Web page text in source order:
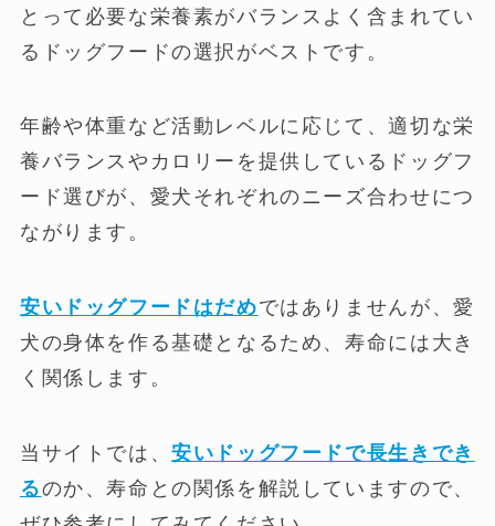
とって必要な栄養素がバランスよく含まれてい
るドッグフードの選択がベストです。
年齢や体重など活動レベルに応じて、適切な栄
養バランスやカロリーを提供しているドッグフ
ード選びが、愛犬それぞれのニーズ合わせにつ
ながります。
安いドッグフードはだめではありませんが、愛
犬の身体を作る基礎となるため、寿命には大き
く関係します。
当サイトでは、安いドッグフードで長生きでき
るのか、寿命との関係を解説していますので、